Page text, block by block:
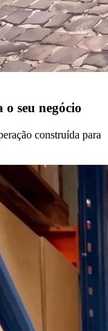
seu negócio
construída para